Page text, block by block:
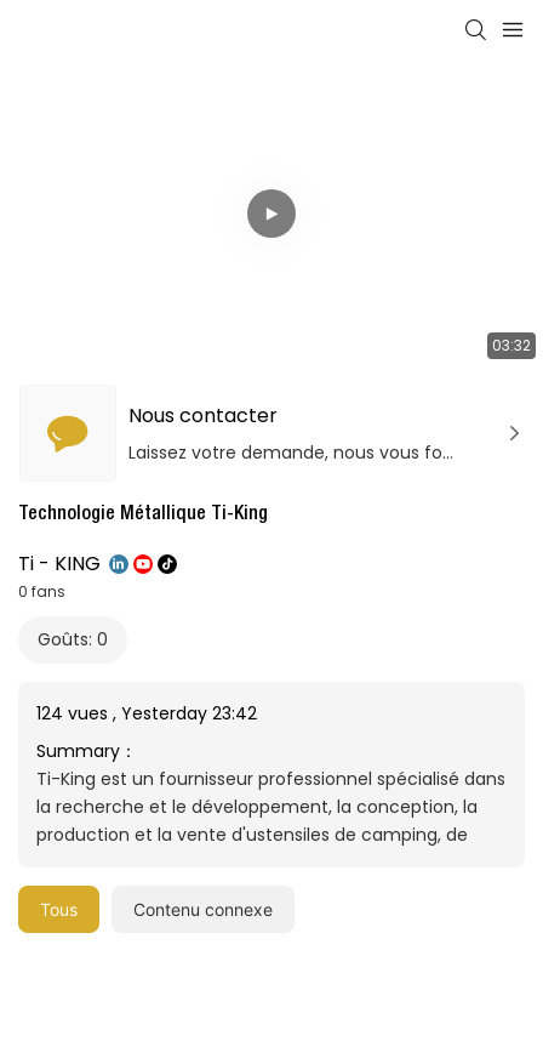
03:32
Nous contacter
Laissez votre demande, nous vous fournirons des produits et services de qualité!
Technologie Métallique Ti-King
Ti - KING
0 fans
Goûts: 0
124 vues , Yesterday 23:42
Summary：
Ti-King est un fournisseur professionnel spécialisé dans
la recherche et le développement, la conception, la
production et la vente d'ustensiles de camping, de
titane. Ti-King se concentre sur la technologie de
transformation et l'application des matériaux en
Tous Contenu connexe